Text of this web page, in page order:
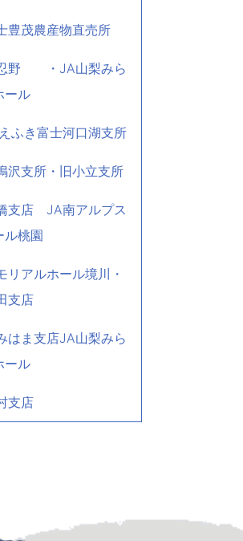
豊茂農産物直売所
忍野 ・JA山梨みら
ール
ふき富士河口湖支所
支所・旧小立支所
支店 JA南アルプス
ル桃園
リアルホール境川・
支店
はま支店JA山梨みら
ール
支店